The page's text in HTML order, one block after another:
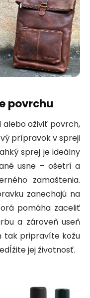
povrchu
oživiť povrch,
prípravok v spreji
sprej je ideálny
usne – ošetrí a
zamaštenia.
zanechajú na
pomáha zaceliť
a zároveň useň
tak pripravíte kožu
jej životnosť.